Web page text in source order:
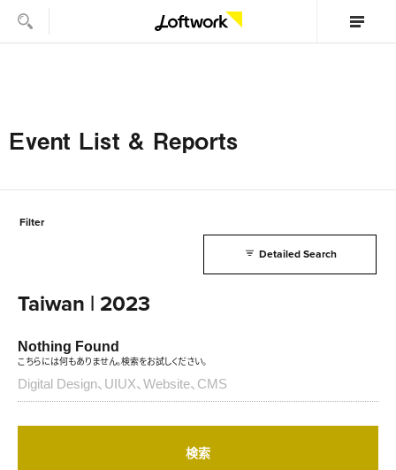
Event List & Reports
Filter
Detailed Search
Taiwan | 2023
Nothing Found
こちらには何もありません。検索をお試しください。
検索